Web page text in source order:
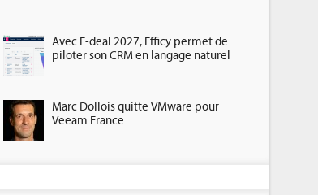
Avec E-deal 2027, Efficy permet de
piloter son CRM en langage naturel
Marc Dollois quitte VMware pour
Veeam France